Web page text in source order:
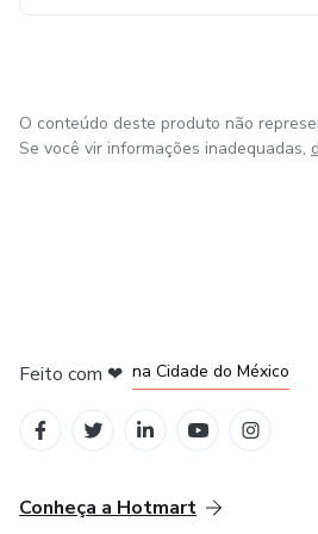
O conteúdo deste produto não
Se você vir informações inadequadas,
Feito com ❤ na Cidade do México
Conheça a Hotmart